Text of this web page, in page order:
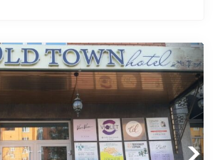
Next